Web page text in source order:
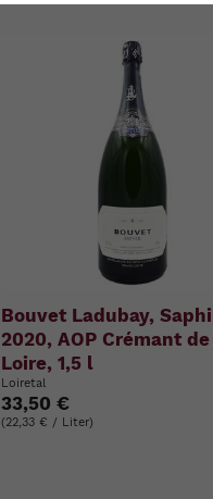
Bouvet Ladubay,
2020, AOP Crémant de
Loire, 1,5 l
Loiretal
33,50 €
(22,33 € / Liter)